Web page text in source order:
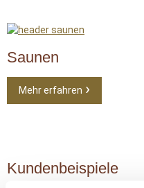
Saunen
Mehr erfahren
Kundenbeispiele